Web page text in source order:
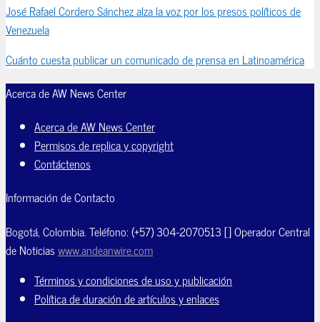
José Rafael Cordero Sánchez alza la voz por los presos políticos de
Venezuela
Cuánto cuesta publicar un comunicado de prensa en Latinoamérica
Acerca de AW News Center
Acerca de AW News Center
Permisos de replica y copyright
Contáctenos
Información de Contacto
Bogotá, Colombia. Teléfono: (+57) 304-2070513 [] Operador Central
de Noticiaswww.andeanwire.com
Términos y condiciones de uso y publicación
Política de duración de artículos y enlaces